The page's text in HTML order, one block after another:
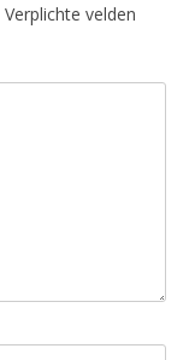
Verplichte velden